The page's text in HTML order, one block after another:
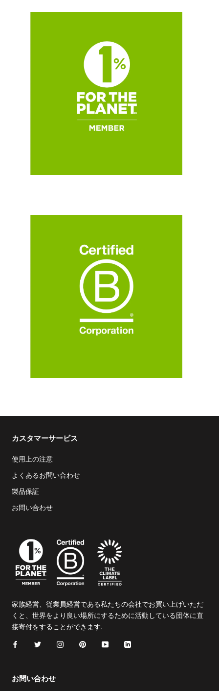
カスタマーサービス
使用上の注意
よくあるお問い合わせ
製品保証
お問い合わせ
家族経営、従業員経営である私たちの会社でお買い上げいただ
くと、世界をより良い場所にするために活動している団体に直
接寄付をすることができます.
お問い合わせ